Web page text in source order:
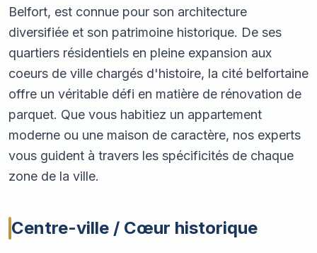
Belfort, est connue pour son architecture
diversifiée et son patrimoine historique. De ses
quartiers résidentiels en pleine expansion aux
coeurs de ville chargés d'histoire, la cité belfortaine
offre un véritable défi en matière de rénovation de
parquet. Que vous habitiez un appartement
moderne ou une maison de caractère, nos experts
vous guident à travers les spécificités de chaque
zone de la ville.
Centre-ville / Cœur historique